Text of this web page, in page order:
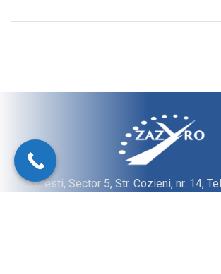
Bucuresti, Sector 5, Str. Cozieni, nr. 14,